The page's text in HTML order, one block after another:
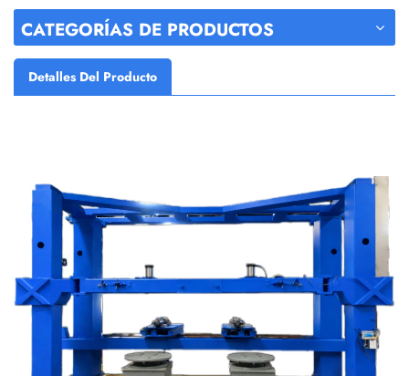
CATEGORÍAS DE PRODUCTOS
Detalles Del Producto